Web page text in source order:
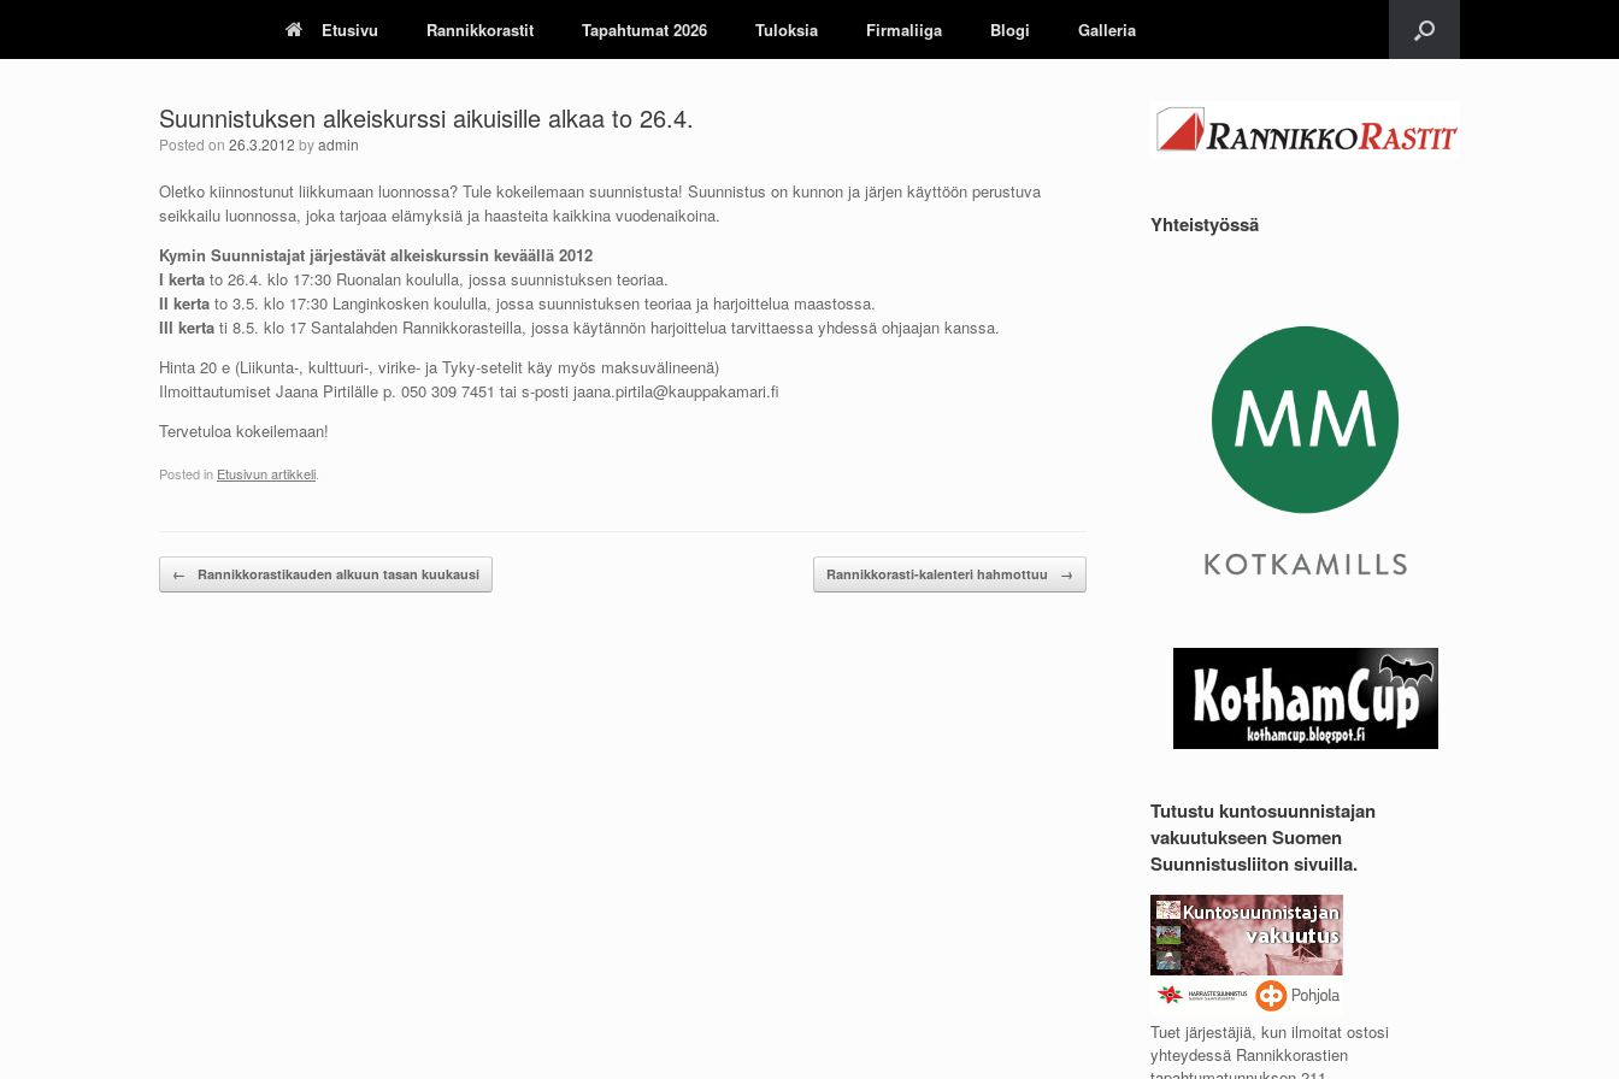
content
Etusivu Rannikkorastit Tapahtumat 2026 Tuloksia Firmaliiga Blogi Galleria
Suunnistuksen alkeiskurssi aikuisille alkaa to 26.4.
Posted on 26.3.2012 byadmin
Oletko kiinnostunut liikkumaan luonnossa? Tule kokeilemaan suunnistusta! Suunnistus on kunnon ja järjen käyttöön perustuva
seikkailu luonnossa, joka tarjoaa elämyksiä ja haasteita kaikkina vuodenaikoina.
Kymin Suunnistajat järjestävät alkeiskurssin keväällä 2012
I kerta to 26.4. klo 17:30 Ruonalan koululla, jossa suunnistuksen teoriaa.
II kerta to 3.5. klo 17:30 Langinkosken koululla, jossa suunnistuksen teoriaa ja harjoittelua maastossa.
III kerta ti 8.5. klo 17 Santalahden Rannikkorasteilla, jossa käytännön harjoittelua tarvittaessa yhdessä ohjaajan kanssa.
Hinta 20 e (Liikunta-, kulttuuri-, virike- ja Tyky-setelit käy myös maksuvälineenä)
Ilmoittautumiset Jaana Pirtilälle p. 050 309 7451 tai s-posti jaana.pirtila@kauppakamari.fi
Tervetuloa kokeilemaan!
Posted in Etusivun artikkeli
Post navigation
← Rannikkorastikauden alkuun tasan kuukausi Rannikkorasti-kalenteri hahmottuu →
Yhteistyössä
Tutustu kuntosuunnistajan
vakuutukseen Suomen
Suunnistusliiton sivuilla.
Tuet järjestäjiä, kun ilmoitat ostosi
yhteydessä Rannikkorastien